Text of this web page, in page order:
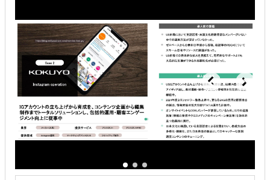
海外進出総合支援 海外進出コンサルティング
海外市場調査・マーケティング
解決できる課題
有効なプロモーション方法を探している
自社商材に最適な販売方法を知りたい
海外におけるリスク・コストを低減したい